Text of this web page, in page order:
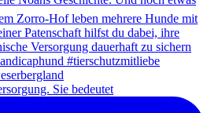
Sie bedeutet